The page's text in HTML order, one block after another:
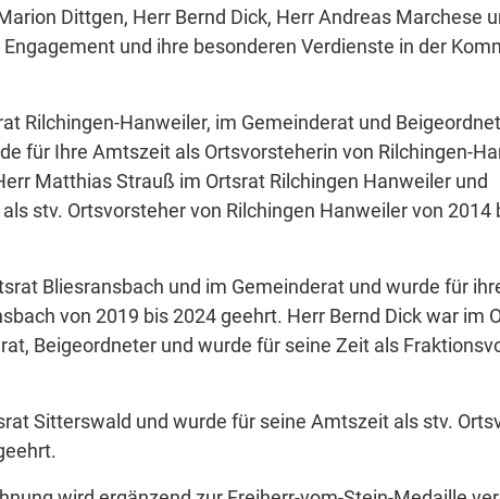
Dittgen, Herr Bernd Dick, Herr Andreas Marchese
und ihre besonderen Verdienste in der
Rilchingen-Hanweiler, im Gemeinderat und
für Ihre Amtszeit als Ortsvorsteherin von Rilchingen-
Matthias Strauß im Ortsrat Rilchingen Hanweiler und
stv. Ortsvorsteher von Rilchingen Hanweiler von 2014
Bliesransbach und im Gemeinderat und wurde für
von 2019 bis 2024 geehrt. Herr Bernd Dick war im
Beigeordneter und wurde für seine Zeit als
Sitterswald und wurde für seine Amtszeit als stv.